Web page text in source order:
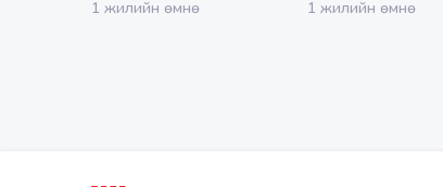
ТЕННИСНИЙ
1 жилийн өмнө
ТЕННИСНИЙ
1 жилийн өмнө